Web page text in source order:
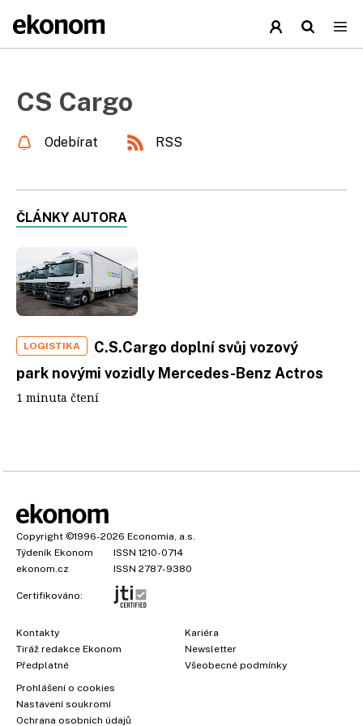
CS Cargo
Odebírat RSS
ČLÁNKY AUTORA
LOGISTIKA
C.S.Cargo doplní svůj vozový
park novými vozidly Mercedes-Benz Actros
1 minuta čtení
Copyright ©1996-2026 Economia, a.s.
Týdeník Ekonom
ISSN 1210-0714
ekonom.cz
ISSN 2787-9380
Certifikováno:
Kontakty
Tiráž redakce Ekonom
Předplatné
Kariéra
Newsletter
Všeobecné podmínky
Prohlášení o cookies
Nastavení soukromí
Ochrana osobních údajů